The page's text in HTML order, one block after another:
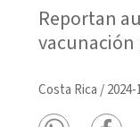
Reportan
vacunación
Costa Rica /2024-